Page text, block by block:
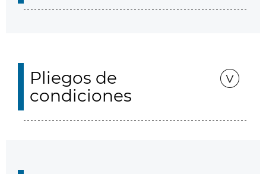
Pliegos de
condiciones